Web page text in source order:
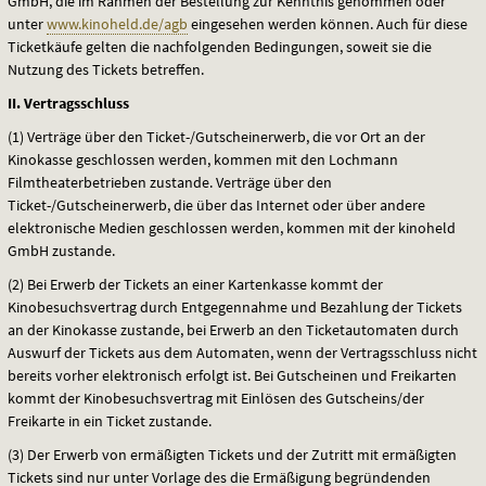
unterwww.kinoheld.de/agb eingesehen werden können. Auch für diese
Ticketkäufe gelten die nachfolgenden Bedingungen, soweit sie die
Nutzung des Tickets betreffen.
II. Vertragsschluss
(1) Verträge über den Ticket-/Gutscheinerwerb, die vor Ort an der
Kinokasse geschlossen werden, kommen mit den Lochmann
Filmtheaterbetrieben zustande. Verträge über den
Ticket-/Gutscheinerwerb, die über das Internet oder über andere
elektronische Medien geschlossen werden, kommen mit der kinoheld
GmbH zustande.
(2) Bei Erwerb der Tickets an einer Kartenkasse kommt der
Kinobesuchsvertrag durch Entgegennahme und Bezahlung der Tickets
an der Kinokasse zustande, bei Erwerb an den Ticketautomaten durch
Auswurf der Tickets aus dem Automaten, wenn der Vertragsschluss nicht
bereits vorher elektronisch erfolgt ist. Bei Gutscheinen und Freikarten
kommt der Kinobesuchsvertrag mit Einlösen des Gutscheins/der
Freikarte in ein Ticket zustande.
(3) Der Erwerb von ermäßigten Tickets und der Zutritt mit ermäßigten
Tickets sind nur unter Vorlage des die Ermäßigung begründenden